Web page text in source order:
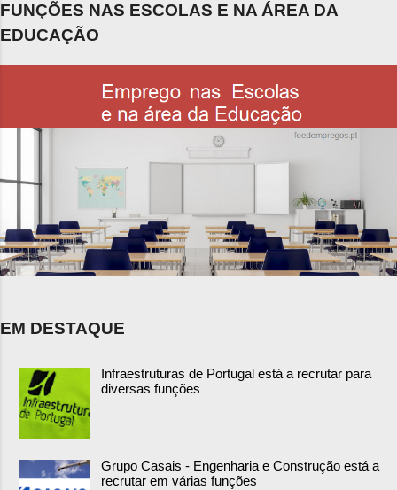
FUNÇÕES NAS ESCOLAS E NA ÁREA DA
EDUCAÇÃO
EM DESTAQUE
Infraestruturas de Portugal está a recrutar para
diversas funções
Grupo Casais - Engenharia e Construção está a
recrutar em várias funções